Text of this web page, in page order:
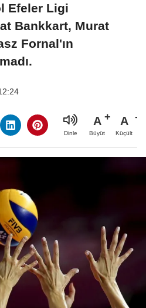
Efeler Ligi
Bankkart, Murat
Fornal'ın
Dinle
A
Büyüt
A
Küçült